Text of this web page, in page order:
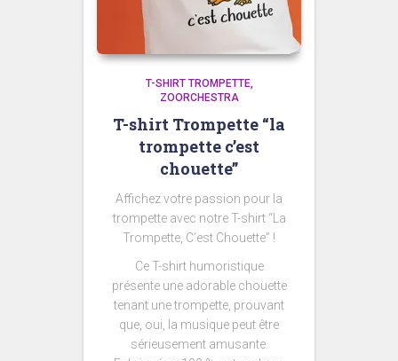
T-SHIRT TROMPETTE
ZOORCHESTRA
T-shirt Trompette “la
trompette c’est
chouette”
Affichez votre passion pour la
trompette avec notre T-shirt “La
Trompette, C’est Chouette” !
Ce T-shirt humoristique
présente une adorable chouette
tenant une trompette, prouvant
que, oui, la musique peut être
sérieusement amusante.